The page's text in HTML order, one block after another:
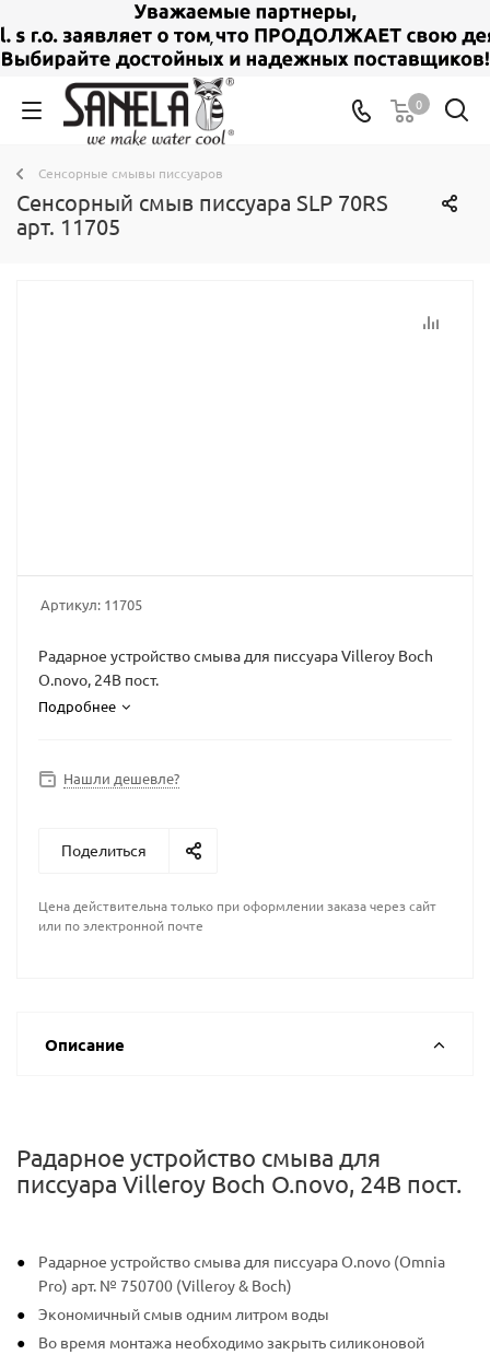
0
Сенсорные смывы писсуаров
Сенсорный смыв писсуара SLP 70RS
арт. 11705
Артикул: 11705
Радарное устройство смыва для писсуара Villeroy Boch
O.novo, 24В пост.
Подробнее
Нашли дешевле?
Поделиться
Цена действительна только при оформлении заказа через сайт
или по электронной почте
Описание
Радарное устройство смыва для
писсуара Villeroy Boch O.novo, 24В пост.
Радарное устройство смыва для писсуара O.novo (Omnia
Pro) арт. № 750700 (Villeroy & Boch)
Экономичный смыв одним литром воды
Во время монтажа необходимо закрыть силиконовой